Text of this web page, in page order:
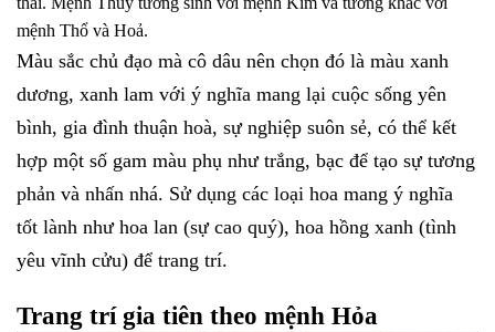
mệnh Thổ và Hoả.
Màu sắc chủ đạo mà cô dâu nên chọn đó là màu xanh
dương, xanh lam với ý nghĩa mang lại cuộc sống yên
bình, gia đình thuận hoà, sự nghiệp suôn sẻ, có thể kết
hợp một số gam màu phụ như trắng, bạc để tạo sự tương
phản và nhấn nhá. Sử dụng các loại hoa mang ý nghĩa
tốt lành như hoa lan (sự cao quý), hoa hồng xanh (tình
yêu vĩnh cửu) để trang trí.
Trang trí gia tiên theo mệnh Hỏa